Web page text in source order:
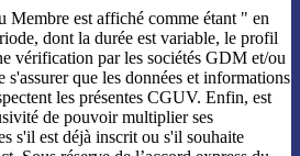
est affiché comme étant " en
dont la durée est variable, le profil
vérification par les sociétés GDM et/ou
s'assurer que les données et informations
les présentes CGUV. Enfin, est
de pouvoir multiplier ses
s'il est déjà inscrit ou s'il souhaite